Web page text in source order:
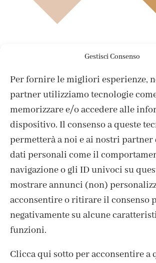
Gestisci Consenso
Per fornire le migliori esperienze,
partner utilizziamo tecnologie
memorizzare e/o accedere alle
dispositivo. Il consenso a queste
permetterà a noi e ai nostri
dati personali come il
navigazione o gli ID univoci su
mostrare annunci (non)
acconsentire o ritirare il consenso
negativamente su alcune
funzioni.
Clicca qui sotto per acconsentire a
3,65€